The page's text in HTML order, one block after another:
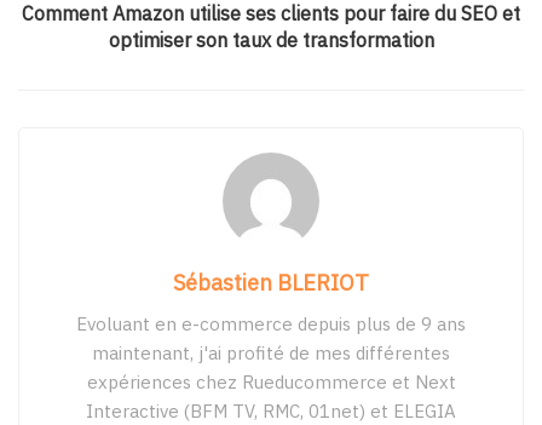
Comment Amazon utilise ses clients pour faire du SEO et
optimiser son taux de transformation
Sébastien BLERIOT
Evoluant en e-commerce depuis plus de 9 ans
maintenant, j'ai profité de mes différentes
expériences chez Rueducommerce et Next
Interactive (BFM TV, RMC, 01net) et ELEGIA